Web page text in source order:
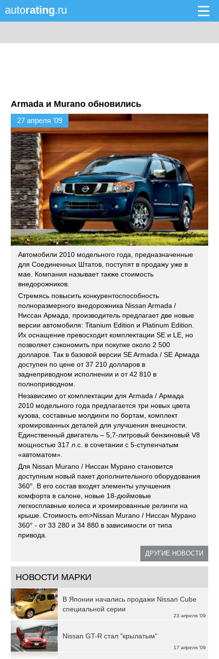
autorating.ru
Armada и Murano обновились
27 апреля '09
Автомобили 2010 модельного года, предназначенные
для Соединенных Штатов, поступят в продажу уже в
мае. Компания называет также стоимость
внедорожников.
Стремясь повысить конкурентоспособность
полноразмерного внедорожника Nissan Armada /
Ниссан Армада, производитель предлагает две новые
версии автомобиля: Titanium Edition и Platinum Edition.
Их оснащение превосходит комплектации SE и LE, но
позволяет сэкономить при покупке около 2 500
долларов. Так в базовой версии SE Armada / SE Армада
доступен по цене от 37 210 долларов в
заднеприводном исполнении и от 42 810 в
полноприводном.
Независимо от комплектации для Armada / Армада
2010 модельного года предлагается три новых цвета
кузова, составные молдинги по бортам, комплект
хромированных деталей для улучшения внешности.
Единственный двигатель – 5,7-литровый бензиновый V8
мощностью 317 л.с. в сочетании с 5-ступенчатым
«автоматом».
Для Nissan Murano / Ниссан Мурано становится
доступным новый пакет дополнительного оборудования
360°. В его состав входят элементы улучшения
комфорта в салоне, новые 18-дюймовые
легкосплавные колеса и хромированные релинги на
крыше. Стоимость em>Nissan Murano / Ниссан Мурано
360° - от 33 280 и 34 880 в зависимости от типа
привода.
ДРУГИЕ НОВОСТИ
НОВОСТИ МАРКИ
23 апреля '09
В Японии начались продажи Nissan Cube
специальной серии
17 апреля '09
Nissan GT-R стал "крылатым"